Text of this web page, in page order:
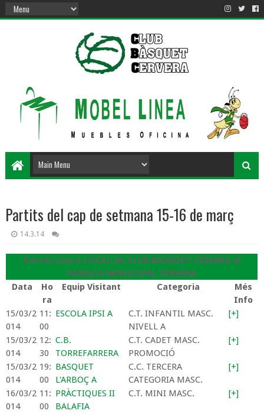
Partits del cap de setmana 15-16 de març
14.3.14
Partits com a LOCAL de CLUB BASQUET CERVERA al
PAVELLO MUNICIPAL CERVERA
Data
Ho
ra
Equip Visitant Categoria
Més
Info
15/03/2
014
11:
00
ESCOLA IPSI A
C.T. INFANTIL MASC.
NIVELL A
[+]
15/03/2
014
12:
30
C.B.
TORREFARRERA
C.T. CADET MASC.
PROMOCIÓ
[+]
15/03/2
014
19:
00
BASQUET
L'ARBOÇ A
C.C. TERCERA
CATEGORIA MASC.
[+]
16/03/2
014
11:
00
PRÀCTIQUES II
BALAFIA
C.T. MINI MASC. [+]